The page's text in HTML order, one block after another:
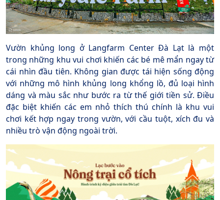
Vườn khủng long ở Langfarm Center Đà Lạt là một
trong những khu vui chơi khiến các bé mê mẩn ngay từ
cái nhìn đầu tiên. Không gian được tái hiện sống động
với những mô hình khủng long khổng lồ, đủ loại hình
dáng và màu sắc như bước ra từ thế giới tiền sử. Điều
đặc biệt khiến các em nhỏ thích thú chính là khu vui
chơi kết hợp ngay trong vườn, với cầu tuột, xích đu và
nhiều trò vận động ngoài trời.